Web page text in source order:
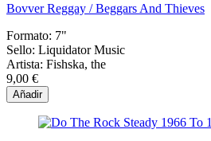
Bovver Reggay / Beggars And Thieves
Formato: 7"
Sello: Liquidator Music
Artista: Fishska, the
9,00 €
Añadir